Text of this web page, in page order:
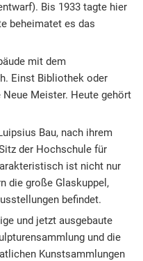
Bis 1933 tagte hier
beheimatet es das
mit dem
Einst Bibliothek oder
Neue Meister. Heute gehört
Bau, nach ihrem
der Hochschule für
ist nicht nur
die große Glaskuppel,
befindet.
und jetzt ausgebaute
und die
Kunstsammlungen